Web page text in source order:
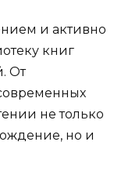
и активно
книг
От
не только
но и